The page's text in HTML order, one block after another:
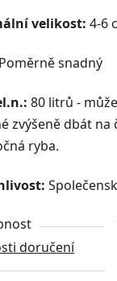
velikost: 4-6
Poměrně snadný
80 litrů -
zvýšeně dbát
ryba.
doručení